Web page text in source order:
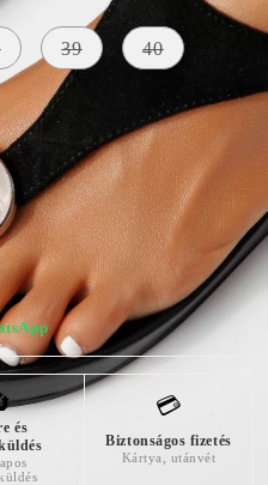
39 40
A TALP
MAGASSÁGA
3 centiméter
és
💳
Biztonságos fizetés
Kártya, utánvét